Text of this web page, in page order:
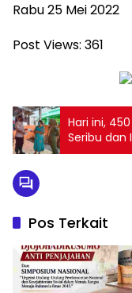
Rabu 25 Mei 2022
Post Views: 361
Hari ini,
Seribu dan
Pos Terkait